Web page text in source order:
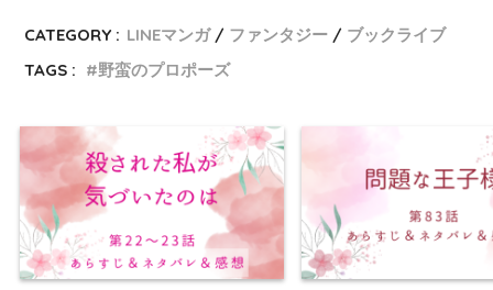
CATEGORY : LINEマンガ ファンタジー
ブックライブ
TAGS :
野蛮のプロポーズ